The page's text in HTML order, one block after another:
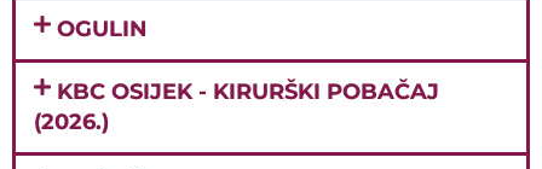
OGULIN
KBC OSIJEK - KIRURŠKI POBAČAJ
(2026.)